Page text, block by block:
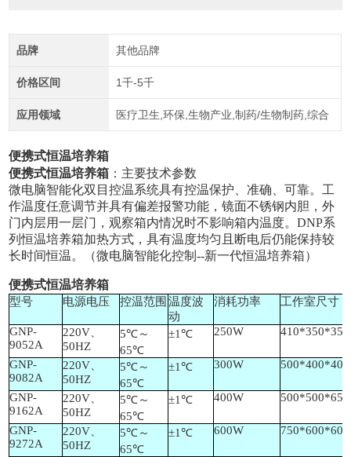
品牌 其他品牌
价格区间 1千-5千
应用领域 医疗卫生,环保,生物产业,制药/生物制药,综合
便携式恒温培养箱
便携式恒温培养箱 ：主要技术参数
微电脑智能化双目控温系统具有控温保护、准确、可靠。工
作温度任意调节并具有偏差报警功能，镜面不锈钢内胆，外
门内层用一层门，观察箱内情况时不影响箱内温度。DNP系
列恒温培养箱加热方式，具有温度均匀且断电后仍能保持较
长时间恒温。（微电脑智能化控制--新一代恒温培养箱）
便携式恒温培养箱
型号 电源电压 控温范围 温度波
动
消耗功率 工作室尺寸（
GNP-
9052A
220V、
50HZ
5℃～
65℃
±1℃ 250W 410*350*350
GNP-
9082A
220V、
50HZ
5℃～
65℃
±1℃ 300W 500*400*400
GNP-
9162A
220V、
50HZ
5℃～
65℃
±1℃ 400W 500*500*650
GNP-
9272A
220V、
50HZ
5℃～
65℃
±1℃ 600W 750*600*600